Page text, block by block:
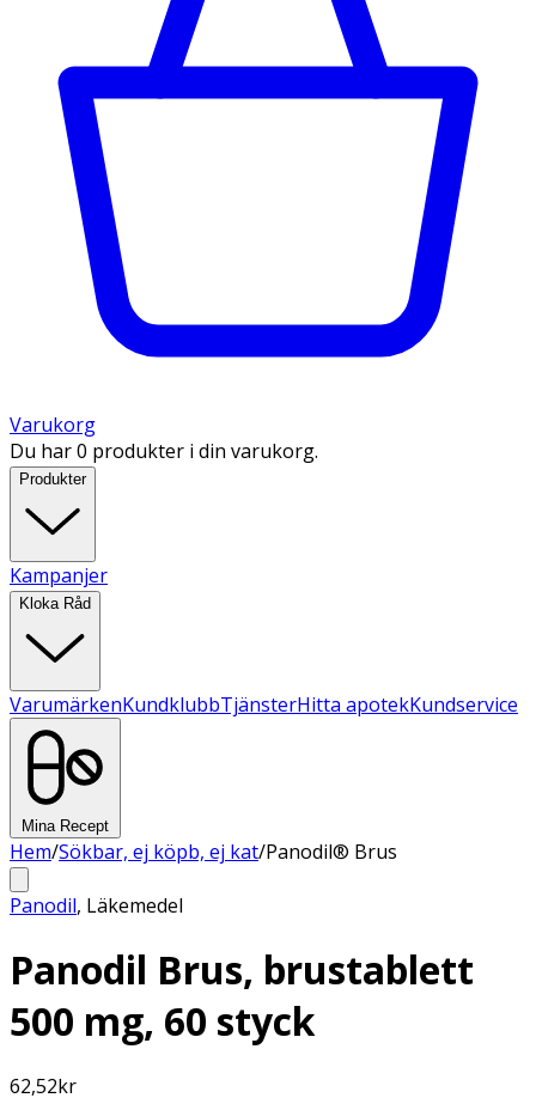
Varukorg
Du har 0 produkter i din varukorg.
Produkter
Kampanjer
Kloka Råd
VarumärkenKundklubbTjänsterHitta apotekKundservice
Mina Recept
Hem/Sökbar, ej köpb, ej kat/Panodil® Brus
Panodil, Läkemedel
Panodil Brus, brustablett
500 mg, 60 styck
62,52kr